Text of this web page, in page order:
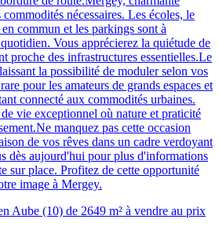
nécessaires. Les écoles, le
commun et les parkings sont à
Vous apprécierez la quiétude de
proche des infrastructures essentielles.Le
la possibilité de moduler selon vos
pour les amateurs de grands espaces et
connecté aux commodités urbaines.
vie exceptionnel où nature et praticité
manquez pas cette occasion
de vos rêves dans un cadre verdoyant
dès aujourd'hui pour plus d'informations
sur place. Profitez de cette opportunité
image à Mergey.